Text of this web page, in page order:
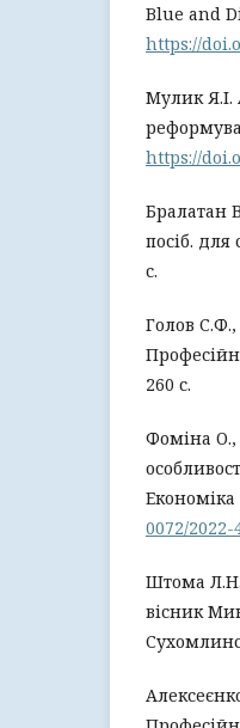
Blue and
https://
Мулик Я.І.
https://
Бралатан
посіб. для
с.
Голов
260 с.
Фоміна О.,
Економіка
0072/2022-
Штома Л.Н.
вісник